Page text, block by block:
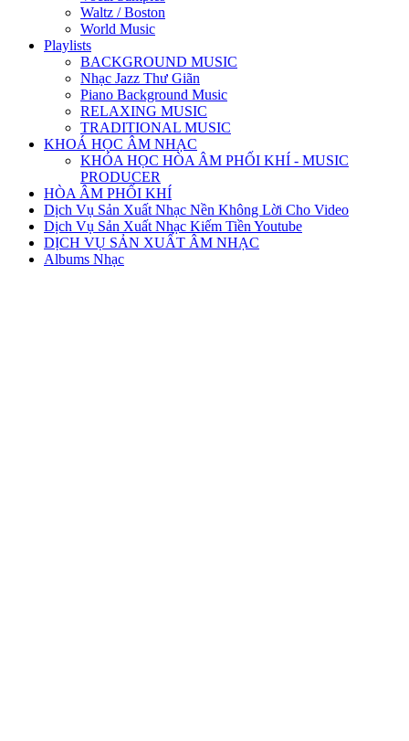
Waltz / Boston
World Music
Playlists
BACKGROUND MUSIC
Nhạc Jazz Thư Giãn
Piano Background Music
RELAXING MUSIC
TRADITIONAL MUSIC
KHOÁ HỌC ÂM NHẠC
KHÓA HỌC HÒA ÂM PHỐI KHÍ - MUSIC
PRODUCER
HÒA ÂM PHỐI KHÍ
Dịch Vụ Sản Xuất Nhạc Nền Không Lời Cho Video
Dịch Vụ Sản Xuất Nhạc Kiếm Tiền Youtube
DỊCH VỤ SẢN XUẤT ÂM NHẠC
Albums Nhạc